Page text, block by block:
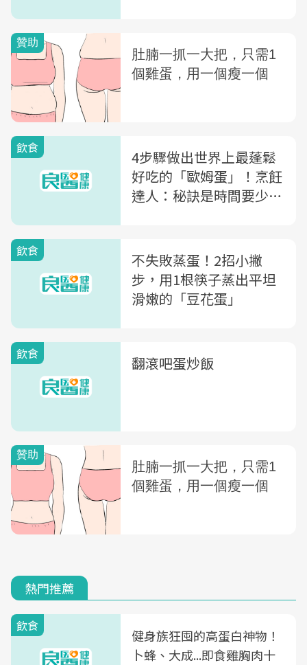
飲食
4步驟做出世界上最蓬鬆
好吃的「歐姆蛋」！烹飪
達人：秘訣是時間要少於
飲食
不失敗蒸蛋！2招小撇
步，用1根筷子蒸出平坦
滑嫩的「豆花蛋」
飲食 翻滾吧蛋炒飯
熱門推薦
飲食
健身族狂囤的高蛋白神物！
卜蜂、大成...即食雞胸肉十